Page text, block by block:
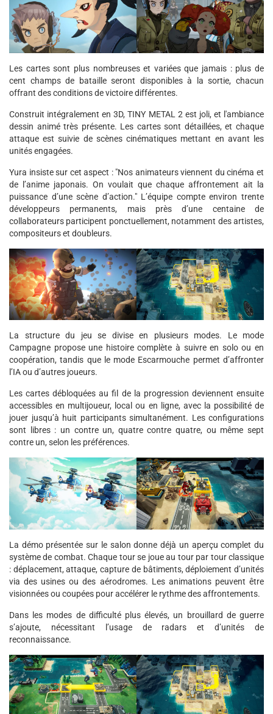
Les cartes sont plus nombreuses et variées que jamais : plus de
cent champs de bataille seront disponibles à la sortie, chacun
offrant des conditions de victoire différentes.
Construit intégralement en 3D, TINY METAL 2 est joli, et l'ambiance
dessin animé très présente. Les cartes sont détaillées, et chaque
attaque est suivie de scènes cinématiques mettant en avant les
unités engagées.
Yura insiste sur cet aspect : "Nos animateurs viennent du cinéma et
de l’anime japonais. On voulait que chaque affrontement ait la
puissance d’une scène d’action." L’équipe compte environ trente
développeurs permanents, mais près d’une centaine de
collaborateurs participent ponctuellement, notamment des artistes,
compositeurs et doubleurs.
La structure du jeu se divise en plusieurs modes. Le mode
Campagne propose une histoire complète à suivre en solo ou en
coopération, tandis que le mode Escarmouche permet d’affronter
l’IA ou d’autres joueurs.
Les cartes débloquées au fil de la progression deviennent ensuite
accessibles en multijoueur, local ou en ligne, avec la possibilité de
jouer jusqu’à huit participants simultanément. Les configurations
sont libres : un contre un, quatre contre quatre, ou même sept
contre un, selon les préférences.
La démo présentée sur le salon donne déjà un aperçu complet du
système de combat. Chaque tour se joue au tour par tour classique
: déplacement, attaque, capture de bâtiments, déploiement d’unités
via des usines ou des aérodromes. Les animations peuvent être
visionnées ou coupées pour accélérer le rythme des affrontements.
Dans les modes de difficulté plus élevés, un brouillard de guerre
s’ajoute, nécessitant l’usage de radars et d’unités de
reconnaissance.